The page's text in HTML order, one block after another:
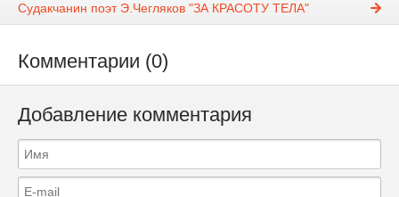
Судакчанин поэт Э.Чегляков "ЗА КРАСОТУ ТЕЛА"
Комментарии (0)
Добавление комментария